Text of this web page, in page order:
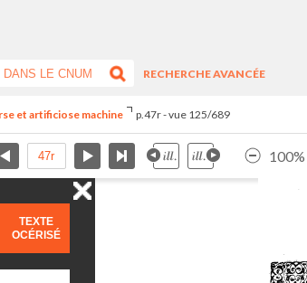
RECHERCHE AVANCÉE
et artificiose machine p.47r - vue 125/689
100%
TEXTE
OCÉRISÉ